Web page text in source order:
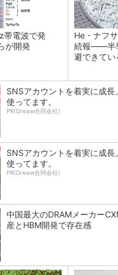
帯電波で発
が開発
He・ナフ
続報――半
避できてい
SNSアカウントを着実に成長
使ってます。
PR(Dreaw合同会社)
SNSアカウントを着実に成長
使ってます。
PR(Dreaw合同会社)
中国最大のDRAMメーカー
産とHBM開発で存在感